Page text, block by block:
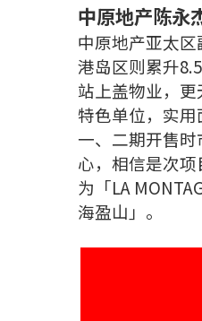
中原地产陈永
中原地产亚太区
港岛区则累升
站上盖物业，
特色单位，实
一、二期开售
心，相信是次
为「LA
海盈山」。